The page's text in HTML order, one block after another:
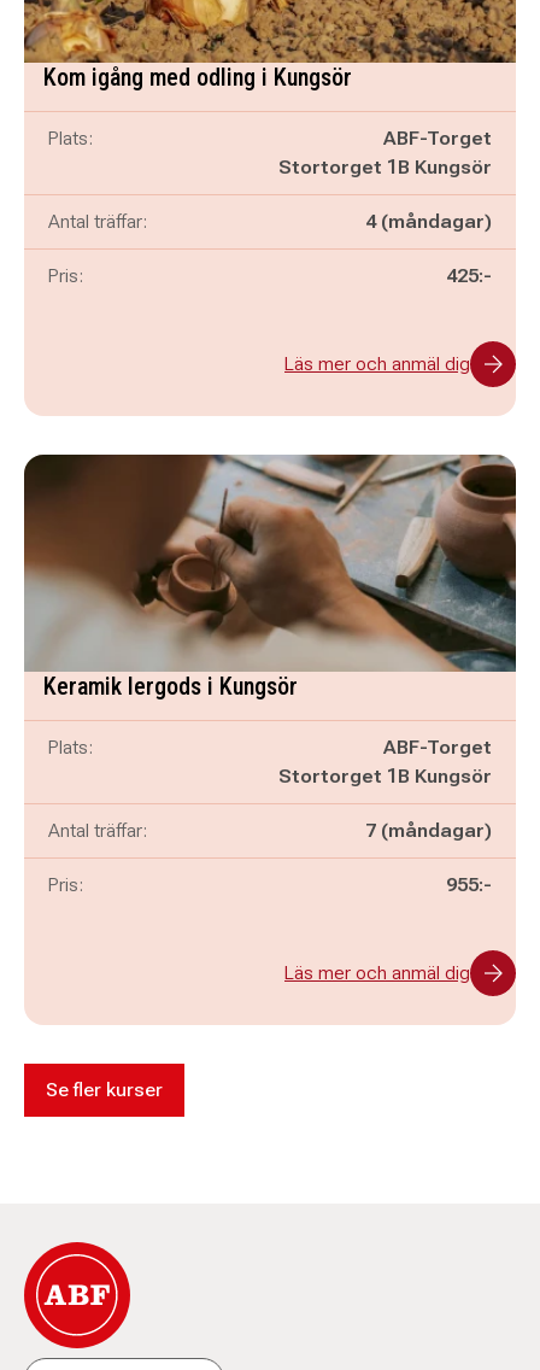
Kom igång med odling i Kungsör
Plats:
ABF-Torget
Stortorget 1B Kungsör
Antal träffar: 4 (måndagar)
Pris: 425:-
Läs mer och anmäl dig
Keramik lergods i Kungsör
Plats:
ABF-Torget
Stortorget 1B Kungsör
Antal träffar: 7 (måndagar)
Pris: 955:-
Läs mer och anmäl dig
Se fler kurser